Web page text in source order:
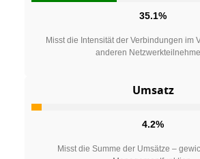
35.1%
Misst die Intensität der Verbindungen im
anderen
Umsatz
4.2%
Misst die Summe der Umsätze –